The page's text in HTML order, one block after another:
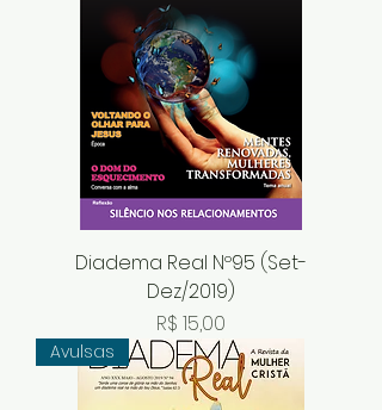
Diadema Real Nº95 (Set-
Dez/2019)
Preço
R$ 15,00
Avulsas